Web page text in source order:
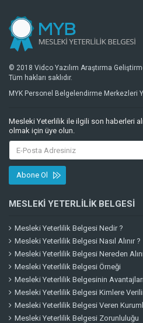
© 2018 Vidco Yazılım Araştırma
Tüm hakları saklıdır.
MYK Personel Belgelendirme Merkezleri
Mesleki Yeterlilik ile ilgili son haberleri
olmak için üye olun.
Abone Ol
MESLEKI YETERLILIK BELGESI
Mesleki Yeterlilik Belgesi Nedir ?
Mesleki Yeterlilik Belgesi Nasıl Alınır ?
Mesleki Yeterlilik Belgesi Nereden
Mesleki Yeterlilik Belgesi Örneği
Mesleki Yeterlilik Belgesinin
Mesleki Yeterlilik Belgesi Kimlere
Mesleki Yeterlilik Belgesi Veren
Mesleki Yeterlilik Belgesi Zorunluluğu